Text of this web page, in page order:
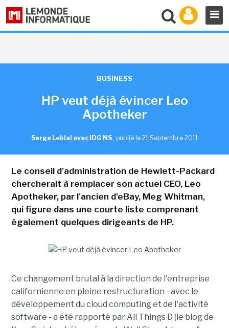
BUSINESS
HP veut déjà évincer Leo
Apotheker
Serge Leblal avec IDG NS , publié le 21 Septembre 2011
Le conseil d'administration de Hewlett-Packard
chercherait à remplacer son actuel CEO, Leo
Apotheker, par l'ancien d'eBay, Meg Whitman,
qui figure dans une courte liste comprenant
également quelques dirigeants de HP.
Ce changement brutal à la direction de l'entreprise
californienne en pleine restructuration - avec le
développement du cloud computing et de l'activité
software - a été rapporté par All Things D (le blog de